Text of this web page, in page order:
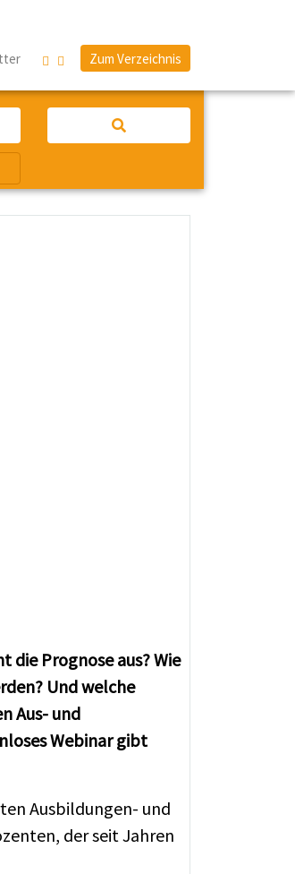
Prognose aus? Wie
Und welche
Aus- und
Webinar gibt
Ausbildungen- und
der seit Jahren
Zum Verzeichnis